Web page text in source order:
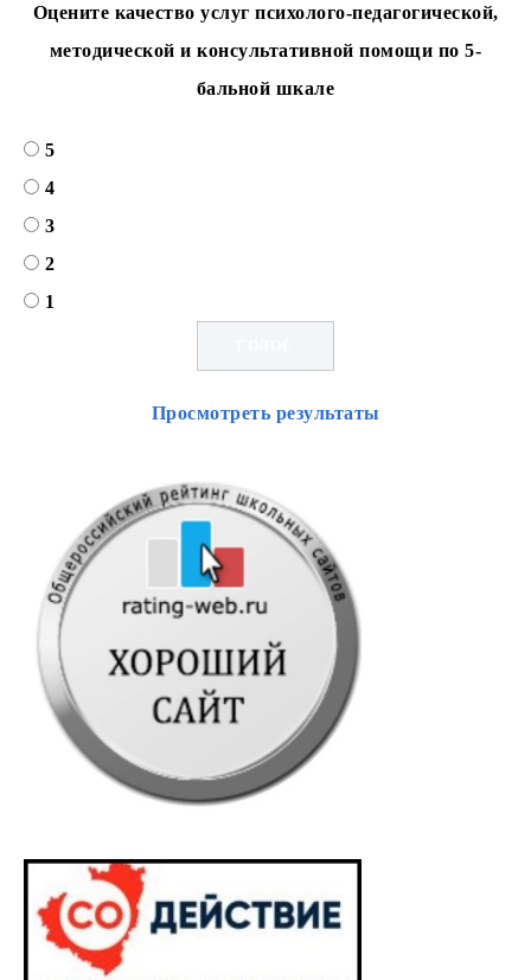
Оцените качество услуг психолого-педагогической,
методической и консультативной помощи по 5-
бальной шкале
5
4
3
2
1
Просмотреть результаты